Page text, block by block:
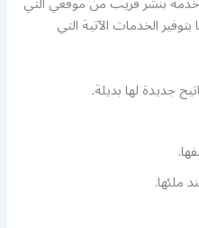
الخدمات الآتية التي
جديدة لها بديلة.
ملئها.